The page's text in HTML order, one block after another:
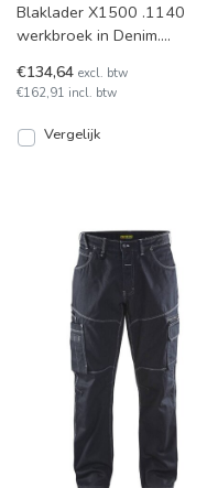
Blaklader X1500 .1140
werkbroek in Denim.
sterkste materiaal ooit! De c
€134,64 excl. btw
€162,91 incl. btw
Vergelijk